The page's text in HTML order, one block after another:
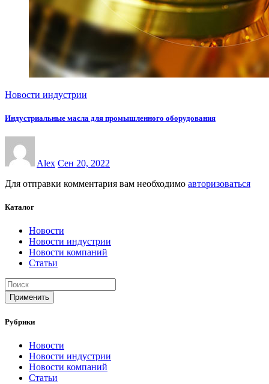
Новости индустрии
Индустриальные масла для промышленного оборудования
Alex Сен 20, 2022
Для отправки комментария вам необходимо авторизоваться
Каталог
Новости
Новости индустрии
Новости компаний
Статьи
Применить
Рубрики
Новости
Новости индустрии
Новости компаний
Статьи